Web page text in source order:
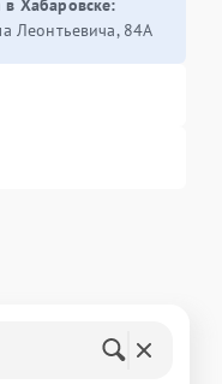
в Хабаровске:
Леонтьевича, 84А